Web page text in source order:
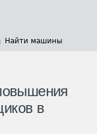
Найти машины
в